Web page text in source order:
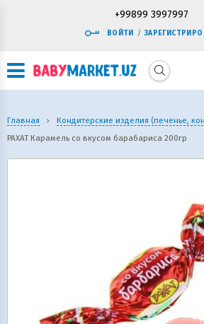
+99899 3997997
ВОЙТИ /
Главная › Кондитерские изделия (печенье,
РАХАТ Карамель со вкусом барабариса 200гр